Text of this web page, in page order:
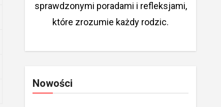
sprawdzonymi poradami i refleksjami,
które zrozumie każdy rodzic.
Nowości